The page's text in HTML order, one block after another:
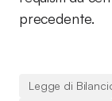
precedente.
Legge di